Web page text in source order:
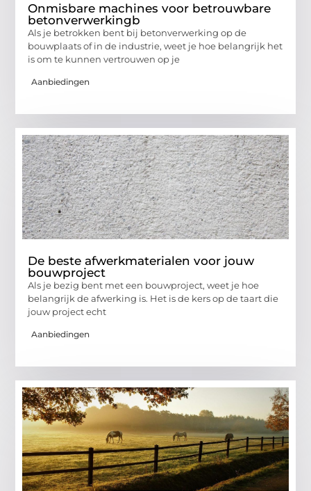
Onmisbare machines voor betrouwbare
betonverwerkingb
Als je betrokken bent bij betonverwerking op de
bouwplaats of in de industrie, weet je hoe belangrijk het
is om te kunnen vertrouwen op je
Aanbiedingen
De beste afwerkmaterialen voor jouw
bouwproject
Als je bezig bent met een bouwproject, weet je hoe
belangrijk de afwerking is. Het is de kers op de taart die
jouw project echt
Aanbiedingen